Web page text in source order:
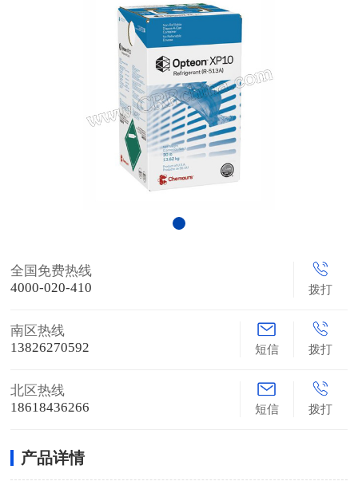
全国免费热线
4000-020-410
拨打
南区热线
13826270592
短信 拨打
北区热线
18618436266
短信 拨打
产品详情